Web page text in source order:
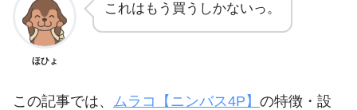
ほひょ
これはもう買うしかないっ。
この記事では、 ムラコ【ニンバス4P】 の特徴・設